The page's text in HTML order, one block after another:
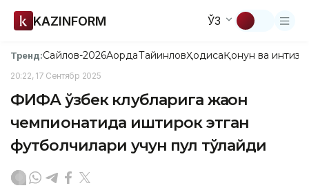
KAZINFORM ЎЗ
Тренд:Сайлов-2026АқордаТайинловҲодисаҚонун ва
20:22, 17 Сентябр 2025
ФИФА ўзбек клубларига жаҳон
чемпионатида иштирок этган
футболчилари учун пул тўлайди